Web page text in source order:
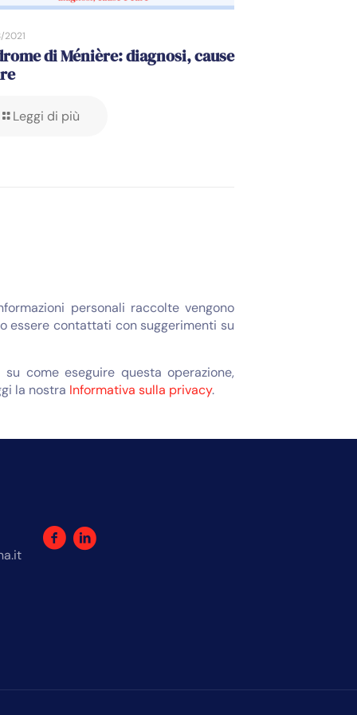
di Ménière: diagnosi, cause
Leggi di più
personali raccolte vengono
essere contattati con suggerimenti su
come eseguire questa operazione,
la nostra Informativa sulla privacy.